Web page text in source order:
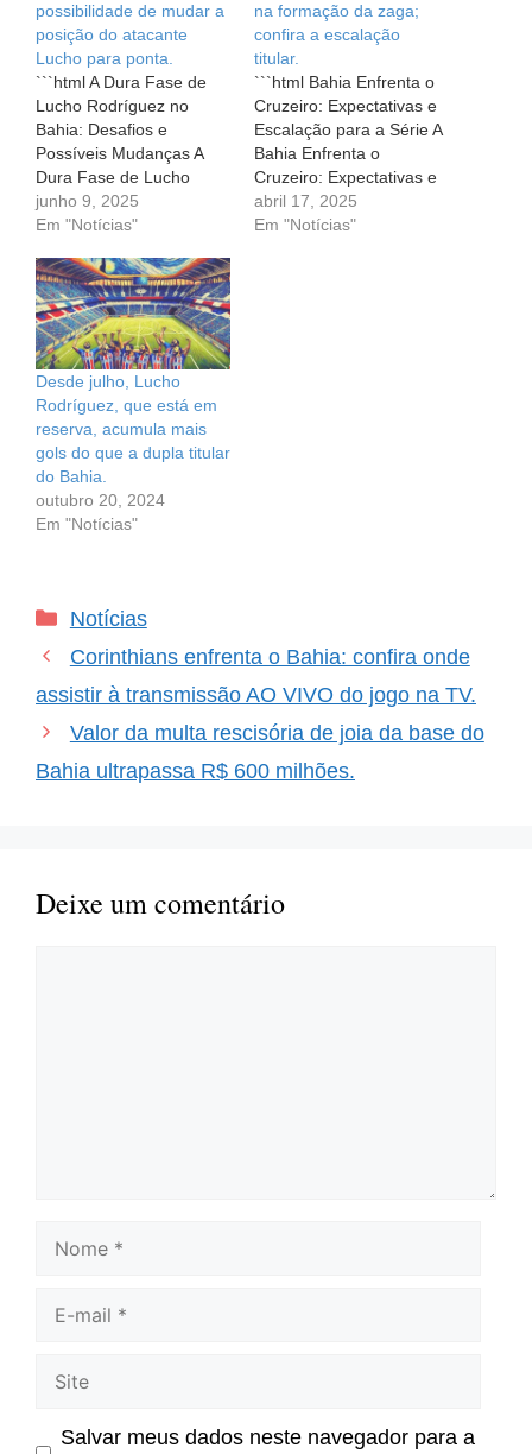
possibilidade de mudar a
posição do atacante
Lucho para ponta.
```html A Dura Fase de
Lucho Rodríguez no
Bahia: Desafios e
Possíveis Mudanças A
Dura Fase de Lucho
Rodríguez no Bahia:
Desafios e Possíveis
futebol, a trajetória de um
jogador pode ser repleta
de altos e baixos. Um
exemplo claro disso é o
centroavante Lucho
Rodríguez,…
junho 9, 2025
Em "Notícias"
na formação da zaga;
confira a escalação
titular.
```html Bahia Enfrenta o
Cruzeiro: Expectativas e
Escalação para a Série A
Bahia Enfrenta o
Cruzeiro: Expectativas e
Escalação para a Série A
O coração do torcedor
abril 17, 2025
Em "Notícias"
Desde julho, Lucho
Rodríguez, que está em
reserva, acumula mais
gols do que a dupla titular
do Bahia.
outubro 20, 2024
Em "Notícias"
Categorias
Notícias
Corinthians enfrenta o Bahia: confira onde
assistir à transmissão AO VIVO do jogo na TV.
Valor da multa rescisória de joia da base do
Bahia ultrapassa R$ 600 milhões.
Deixe um comentário
Nome
Site
Salvar meus dados neste navegador para a